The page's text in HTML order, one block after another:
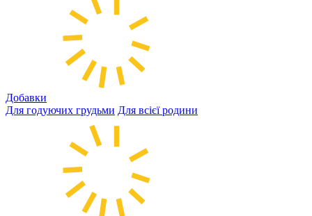
Добавки
Для годуючих грудьми Для всієї родини